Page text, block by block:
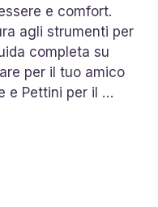
e comfort.
agli strumenti per
completa su
per il tuo amico
e Pettini per il …